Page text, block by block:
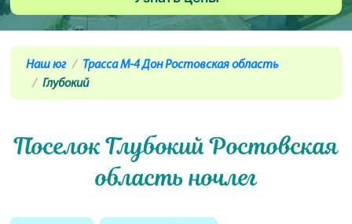
Наш юг
Трасса М-4 Дон Ростовская область
Глубокий
Поселок Глубокий Ростовская
область ночлег